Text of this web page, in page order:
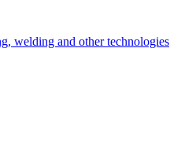
welding and other technologies